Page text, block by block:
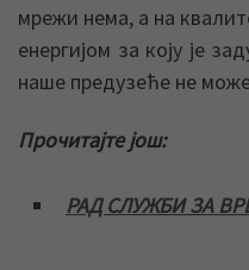
мрежи нема, а на
енергијом за коју је
наше предузеће не
Прочитајте још:
РАД СЛУЖБИ ЗА